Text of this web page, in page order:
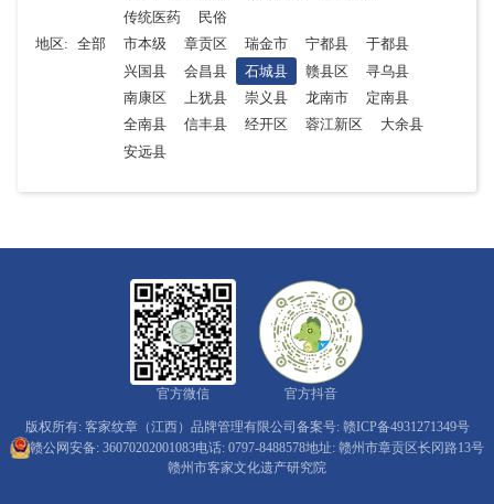
传统医药
民俗
地区: 全部 市本级 章贡区 瑞金市 宁都县
于都县
兴国县
会昌县 石城县 赣县区
寻乌县
南康区
上犹县 崇义县 龙南市
定南县
全南县
信丰县 经开区 蓉江新区
大余县
安远县
官方微信 官方抖音
版权所有: 客家纹章（江西）品牌管理有限公司 备案号: 赣ICP备4931271349号
赣公网安备: 36070202001083电话: 0797-8488578地址: 赣州市章贡区长冈路13号
赣州市客家文化遗产研究院